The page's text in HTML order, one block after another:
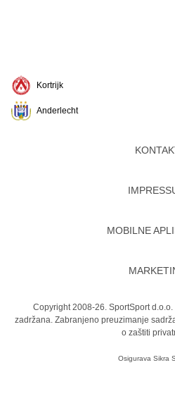
Kortrijk
Anderlecht
MOBILNE
Copyright 2008-26. SportSport
zadržana. Zabranjeno preuzimanje
o zaštiti
Osigurava Sikra